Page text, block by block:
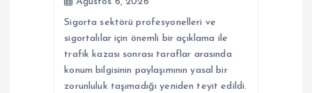
Sigorta sektörü profesyonelleri ve
sigortalılar için önemli bir açıklama ile
trafik kazası sonrası taraflar arasında
konum bilgisinin paylaşımının yasal bir
zorunluluk taşımadığı yeniden teyit edildi.